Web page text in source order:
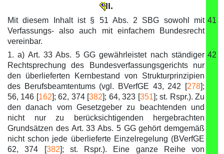
II.
Mit diesem Inhalt ist § 51 Abs. 2 SBG sowohl mit
Verfassungs- also auch mit einfachem Bundesrecht
vereinbar.
41
1. a) Art. 33 Abs. 5 GG gewährleistet nach ständiger
Rechtsprechung des Bundesverfassungsgerichts nur
den überlieferten Kernbestand von Strukturprinzipien
des Berufsbeamtentums (vgl. BVerfGE 43, 242 [278];
56, 146 [162]; 62, 374 [382]; 64, 323 [351]; st. Rspr.). Zu
den danach vom Gesetzgeber zu beachtenden und
nicht nur zu berücksichtigenden hergebrachten
Grundsätzen des Art. 33 Abs. 5 GG gehört demgemäß
nicht schon jede überlieferte Einzelregelung (BVerfGE
62, 374 [382]; st. Rspr.). Eine ganze Reihe von
42